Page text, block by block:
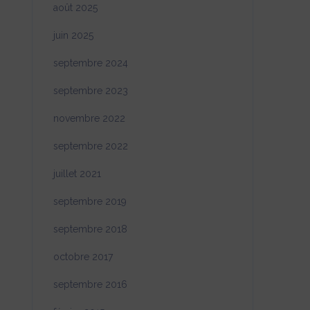
août 2025
juin 2025
septembre 2024
septembre 2023
novembre 2022
septembre 2022
juillet 2021
septembre 2019
septembre 2018
octobre 2017
septembre 2016